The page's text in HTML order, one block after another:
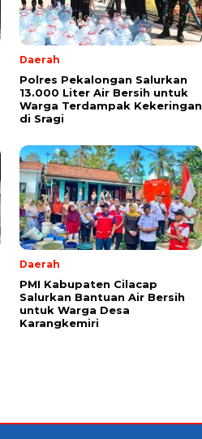
Daerah
Polres Pekalongan Salurkan
13.000 Liter Air Bersih untuk
Warga Terdampak Kekeringan
di Sragi
Daerah
PMI Kabupaten Cilacap
Salurkan Bantuan Air Bersih
untuk Warga Desa
Karangkemiri